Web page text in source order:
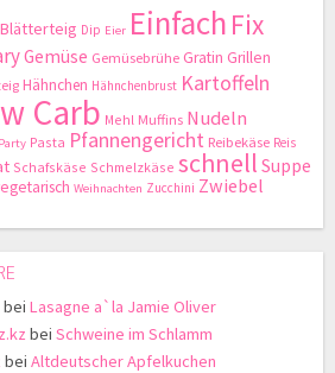
Blätterteig Dip Eier Einfach Fix
Gemüse Gemüsebrühe Gratin Grillen
Hähnchen Hähnchenbrust Kartoffeln
Carb Mehl Muffins Nudeln
Party Pasta Pfannengericht Reibekäse Reis
Schafskäse Schmelzkäse schnell Suppe
Weihnachten Zucchini Zwiebel
bei Lasagne a`la Jamie Oliver
bei Schweine im Schlamm
bei Altdeutscher Apfelkuchen